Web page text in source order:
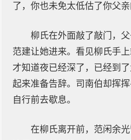
了，你也未免太低估了你父
柳氏在外面敲了敲门，父
范建让她进来。看见柳氏手
才知道夜已经深了，已经到
起来准备告辞。司南伯却挥
自行前去歇息。
在柳氏离开前，范闲余